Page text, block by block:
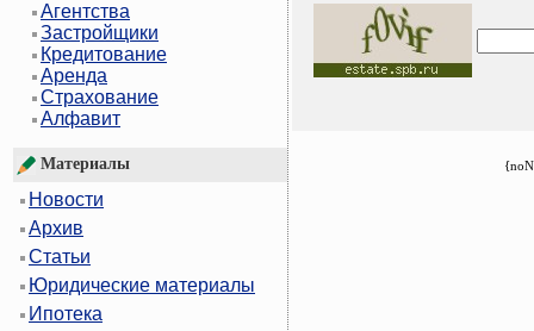
Агентства
Застройщики
Кредитование
Аренда
Страхование
Алфавит
Материалы
Новости
Архив
Статьи
Юридические материалы
Ипотека